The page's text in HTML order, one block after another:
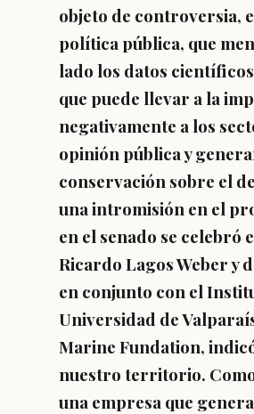
objeto de controversia,
política pública, que
lado los datos
que puede llevar a la
negativamente a los
opinión pública y
conservación sobre el
una intromisión en el
en el senado se
Ricardo Lagos Weber y
en conjunto con el
Universidad de
Marine Fundation,
nuestro territorio.
una empresa que